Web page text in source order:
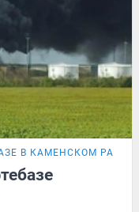
В КАМЕНСКОМ